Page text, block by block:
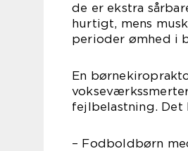
de er ekstra
hurtigt, mens
perioder ømhed i
En
fejlbelastning. Det
– Fodboldbørn